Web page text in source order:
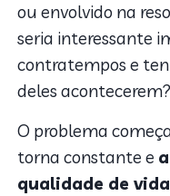
ou envolvido na
seria interessante
contratempos e
deles acontecerem?
O problema
torna constante e
qualidade de